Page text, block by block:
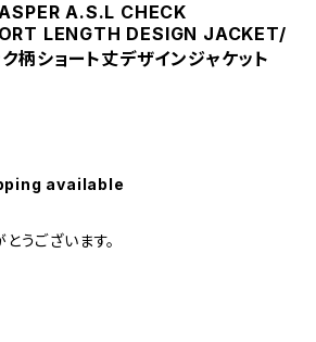
A.S.L CHECK
LENGTH DESIGN JACKET/
柄ショート丈デザインジャケット
available
うございます。